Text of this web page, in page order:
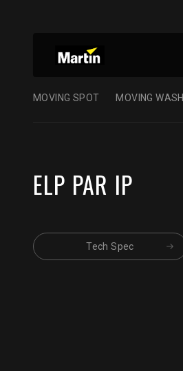
MOVING SPOT MOVING WASH
ELP PAR IP
Tech Spec